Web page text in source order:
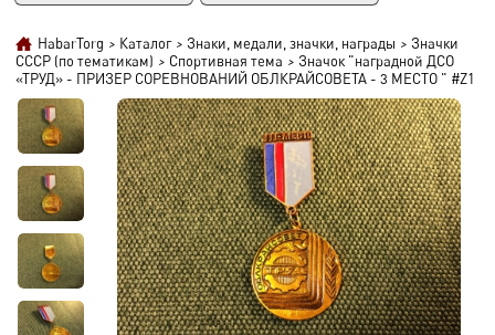
HabarTorg > Каталог > Знаки, медали, значки, награды > Значки
СССР (по тематикам) > Спортивная тема > Значок "наградной ДСО
«ТРУД» - ПРИЗЕР СОРЕВНОВАНИЙ ОБЛКРАЙСОВЕТА - 3 МЕСТО " #Z1